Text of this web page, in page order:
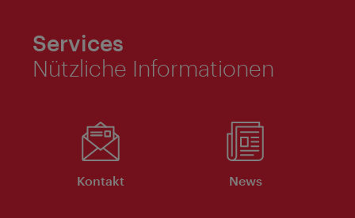
Services
Nützliche Informationen
Kontakt News